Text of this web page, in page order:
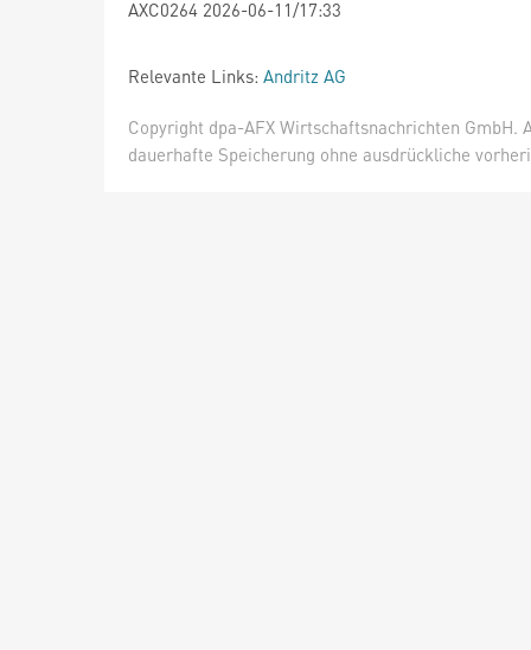
AXC0264 2026-06-11/17:33
Relevante Links: Andritz AG
Copyright dpa-AFX Wirtschaftsnachrichten
dauerhafte Speicherung ohne ausdrückliche